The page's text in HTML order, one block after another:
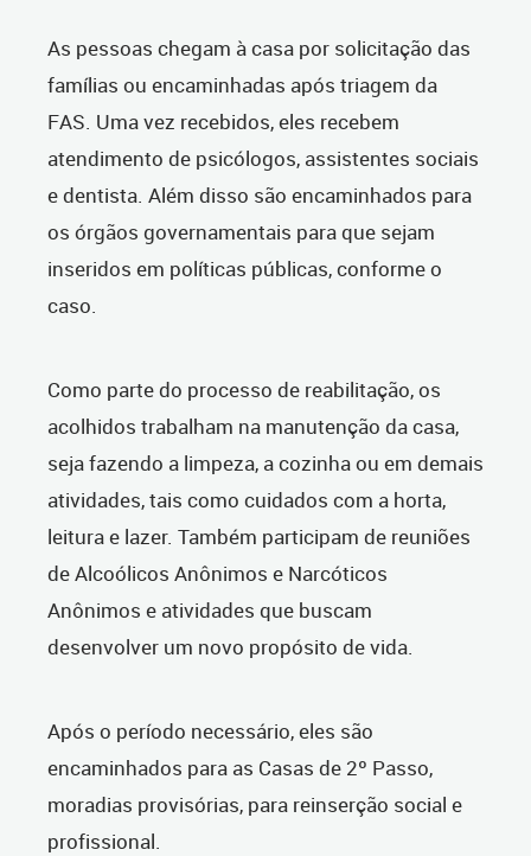
As pessoas chegam à casa por solicitação das
famílias ou encaminhadas após triagem da
FAS. Uma vez recebidos, eles recebem
atendimento de psicólogos, assistentes sociais
e dentista. Além disso são encaminhados para
os órgãos governamentais para que sejam
inseridos em políticas públicas, conforme o
caso.
Como parte do processo de reabilitação, os
acolhidos trabalham na manutenção da casa,
seja fazendo a limpeza, a cozinha ou em demais
atividades, tais como cuidados com a horta,
leitura e lazer. Também participam de reuniões
de Alcoólicos Anônimos e Narcóticos
Anônimos e atividades que buscam
desenvolver um novo propósito de vida.
Após o período necessário, eles são
encaminhados para as Casas de 2º Passo,
moradias provisórias, para reinserção social e
profissional.